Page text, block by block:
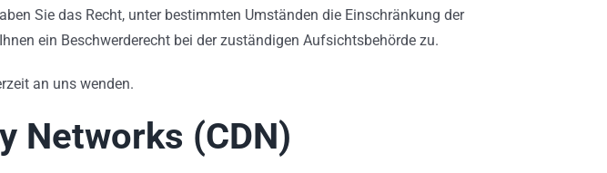
Sie das Recht, unter bestimmten Umständen die Einschränkung der
ein Beschwerderecht bei der zuständigen Aufsichtsbehörde zu.
an uns wenden.
Networks (CDN)